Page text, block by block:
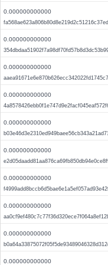
0.000000000000
0.000000000000
0.000000000000
0.000000000000
0.000000000000
0.000000000000
0.000000000000
0.000000000000
0.000000000000
0.000000000000